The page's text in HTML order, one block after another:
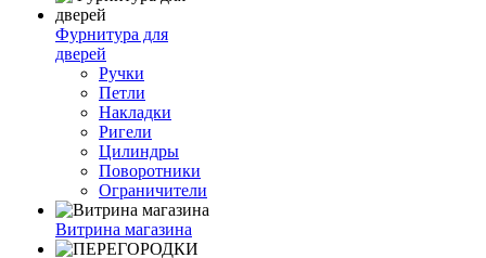
Фурнитура для
дверей
Ручки
Петли
Накладки
Ригели
Цилиндры
Поворотники
Ограничители
Витрина магазина